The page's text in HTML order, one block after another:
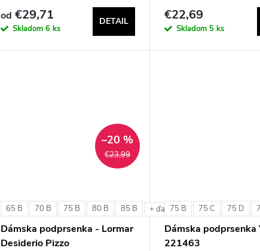
od €29,71
Skladom 6 ks
DETAIL €22,69
Skladom 5 ks
€23,99
–20 %
65 B 70 B 75 B 80 B 85 B + ďalšie
Dámska podprsenka - Lormar
Desiderio Pizzo
75 B 75 C 75 D
Dámska podprsenka
221463